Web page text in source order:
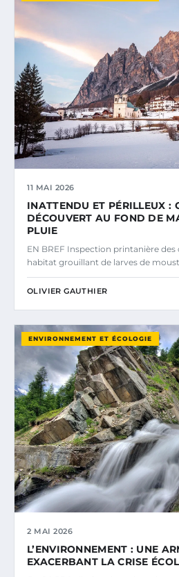
11 MAI 2026
INATTENDU ET PÉRILLEUX :
DÉCOUVERT AU FOND DE
PLUIE
EN BREF Inspection printanière des
habitat grouillant de larves de
OLIVIER GAUTHIER
ENVIRONNEMENT ET ÉCOLOGIE
2 MAI 2026
L’ENVIRONNEMENT : UNE
EXACERBANT LA CRISE